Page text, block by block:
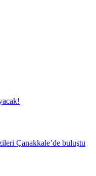
Çanakkale’de buluştu